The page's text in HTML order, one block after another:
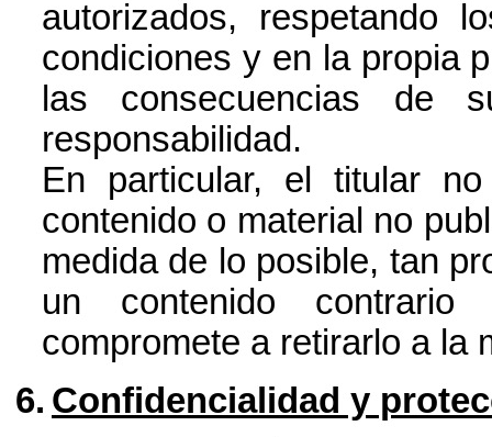
autorizados, respetando
condiciones y en la propia
las consecuencias de
responsabilidad.
En particular, el titular
contenido o material no
medida de lo posible, tan
un contenido
compromete a retirarlo a la
6. Confidencialidad y